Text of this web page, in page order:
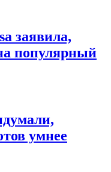
заявила,
популярный
умнее